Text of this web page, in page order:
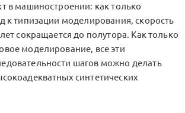
в машиностроении: как только
к типизации моделирования, скорость
сокращается до полутора. Как только
моделирование, все эти
шагов можно делать
синтетических